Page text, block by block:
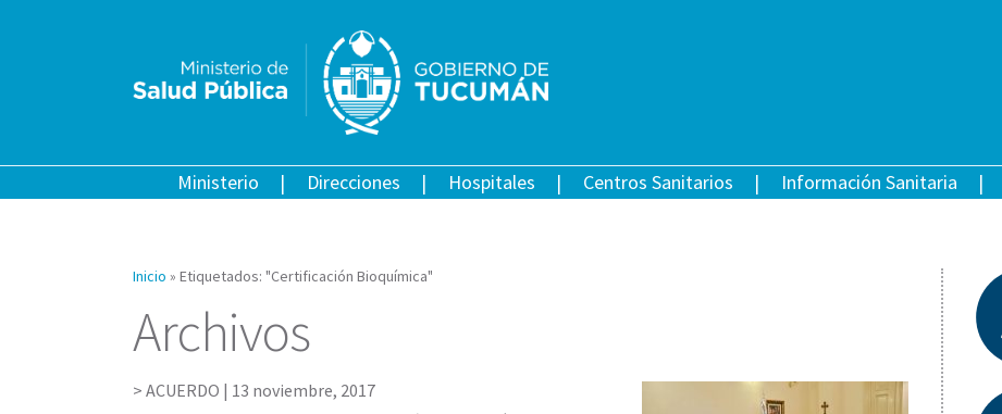
Ministerio Direcciones Hospitales Centros Sanitarios Información Sanitaria
Inicio » Etiquetados: "Certificación Bioquímica"
Archivos
ACUERDO | 13 noviembre, 2017